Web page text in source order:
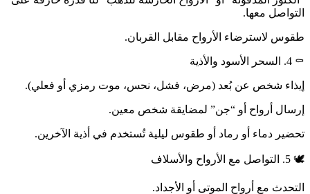
التواصل معها.
طقوس لاسترضاء الأرواح مقابل القربان.
⚰️ 4. السحر الأسود والأذية
إيذاء شخص عن بُعد (مرض، فشل، نحس، موت رمزي أو فعلي).
إرسال أرواح أو “جن” لمضايقة شخص معين.
تحضير دماء أو رماد أو طقوس ليلية تُستخدم في أذية الآخرين.
🕊️ 5. التواصل مع الأرواح والأسلاف
التحدث مع أرواح الموتى أو الأجداد.